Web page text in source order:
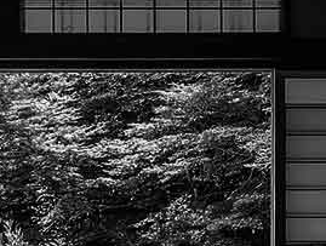
Menu
?>
Images de la page d'accueil
Cliquez pour éditer
Texte, bouton et/ou inscription à la
Cliquez pour éditer